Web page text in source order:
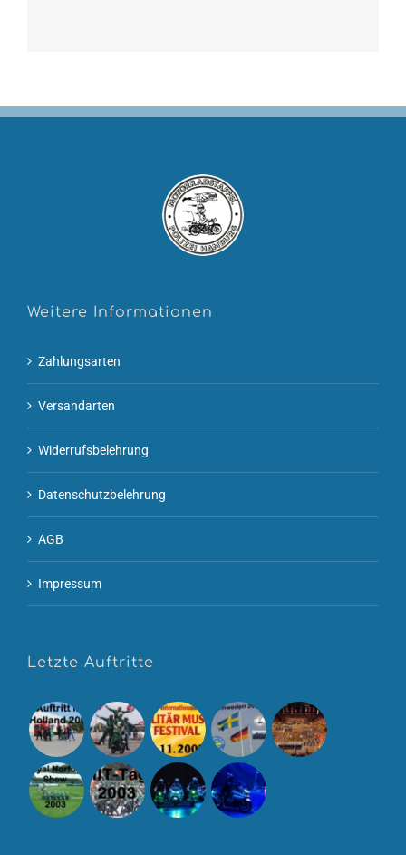
Weitere Informationen
Zahlungsarten
Versandarten
Widerrufsbelehrung
Datenschutzbelehrung
AGB
Impressum
Letzte Auftritte